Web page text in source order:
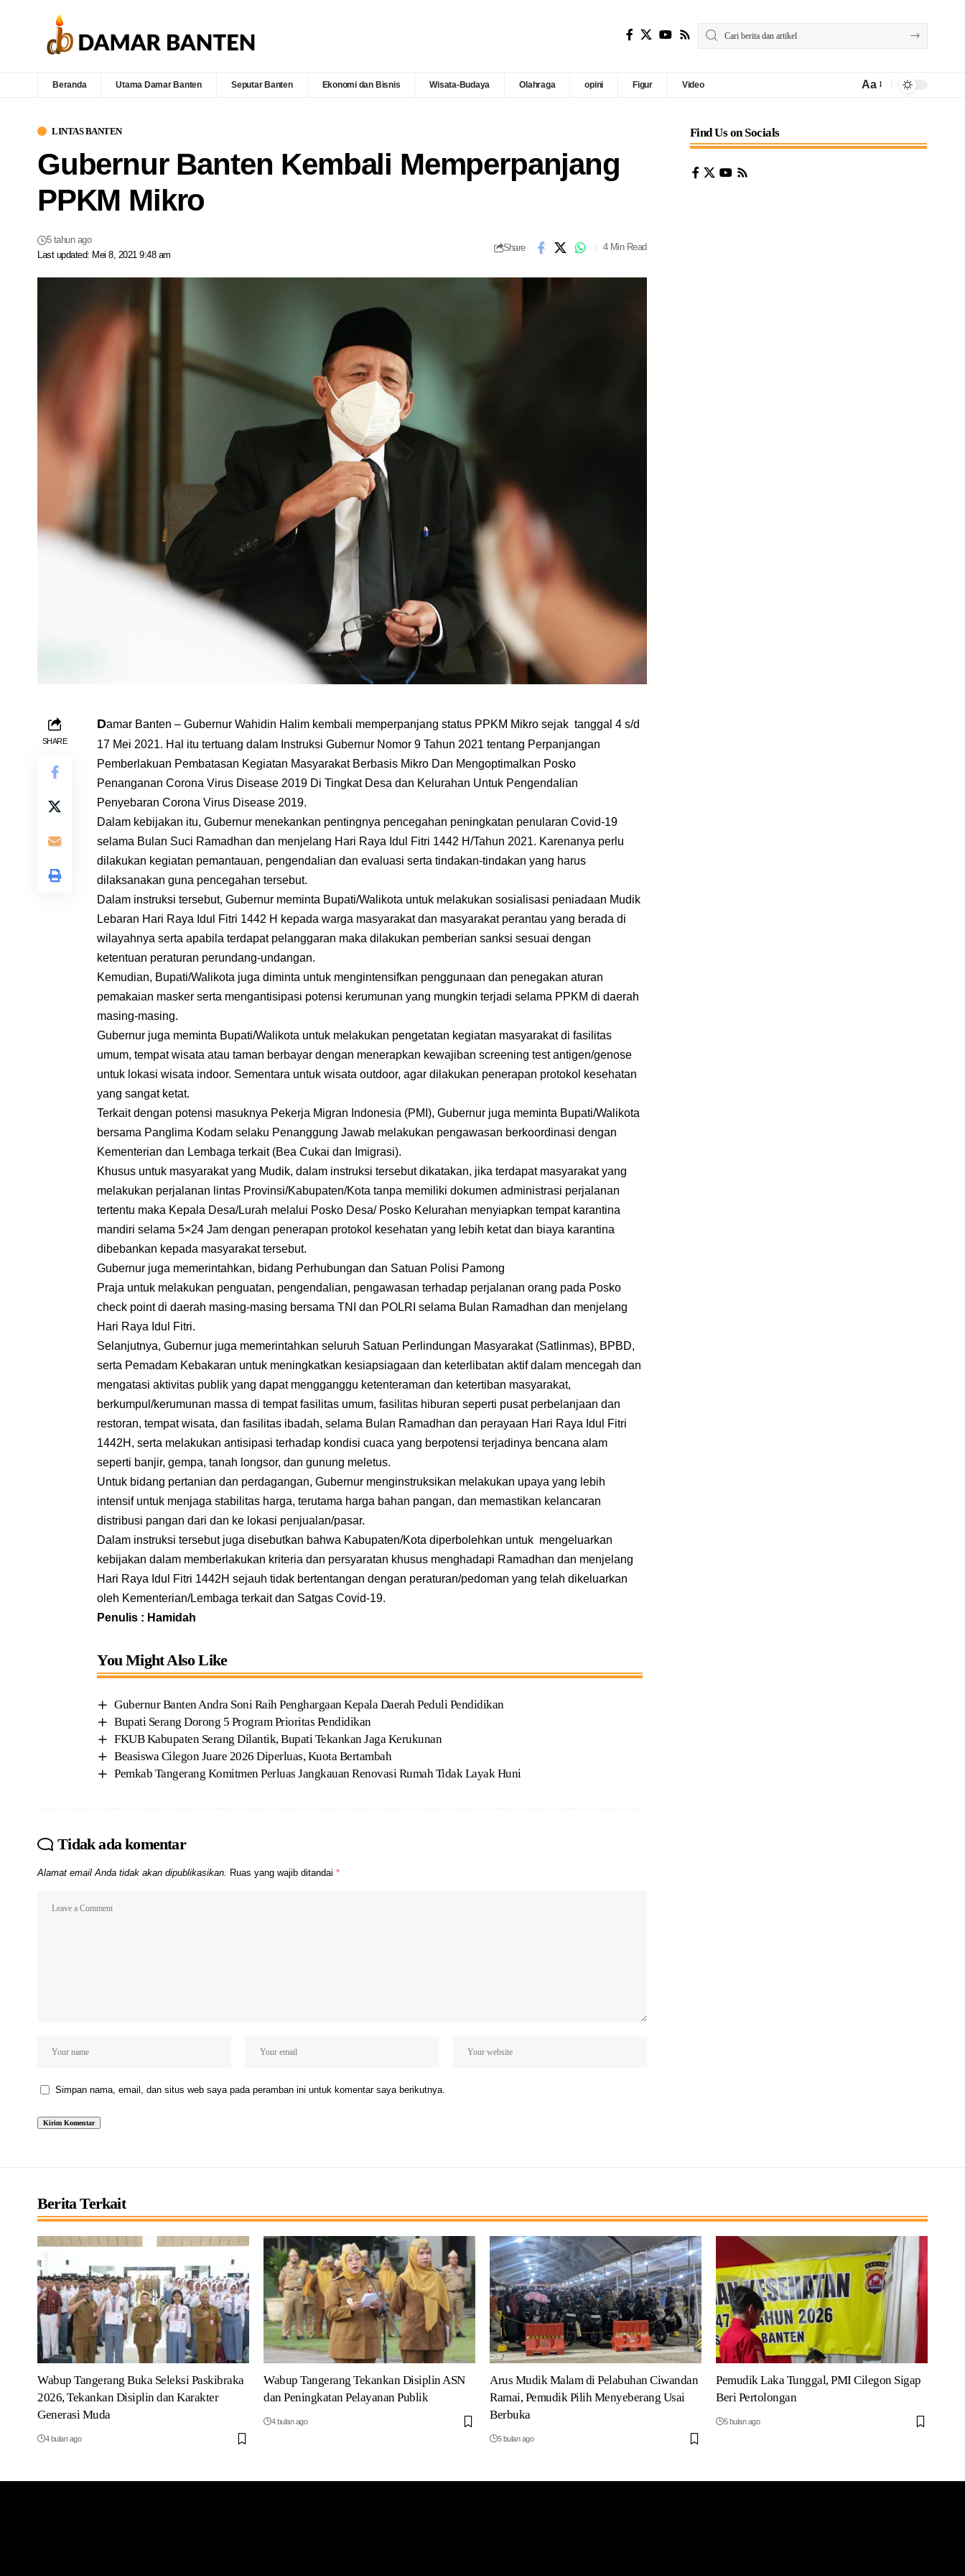
Beranda Utama Damar Banten Seputar Banten Ekonomi dan Bisnis Wisata-Budaya Olahraga opini Figur Video Aa
LINTAS BANTEN
Gubernur Banten Kembali Memperpanjang
PPKM Mikro
Last updated: Mei 8, 2021 9:48 am
5 tahun ago
Share 4 Min Read
SHARE
Damar Banten – Gubernur Wahidin Halim kembali memperpanjang status PPKM Mikro sejak tanggal 4 s/d
17 Mei 2021. Hal itu tertuang dalam Instruksi Gubernur Nomor 9 Tahun 2021 tentang Perpanjangan
Pemberlakuan Pembatasan Kegiatan Masyarakat Berbasis Mikro Dan Mengoptimalkan Posko
Penanganan Corona Virus Disease 2019 Di Tingkat Desa dan Kelurahan Untuk Pengendalian
Penyebaran Corona Virus Disease 2019.
Dalam kebijakan itu, Gubernur menekankan pentingnya pencegahan peningkatan penularan Covid-19
selama Bulan Suci Ramadhan dan menjelang Hari Raya Idul Fitri 1442 H/Tahun 2021. Karenanya perlu
dilakukan kegiatan pemantauan, pengendalian dan evaluasi serta tindakan-tindakan yang harus
dilaksanakan guna pencegahan tersebut.
Dalam instruksi tersebut, Gubernur meminta Bupati/Walikota untuk melakukan sosialisasi peniadaan Mudik
Lebaran Hari Raya Idul Fitri 1442 H kepada warga masyarakat dan masyarakat perantau yang berada di
wilayahnya serta apabila terdapat pelanggaran maka dilakukan pemberian sanksi sesuai dengan
ketentuan peraturan perundang-undangan.
Kemudian, Bupati/Walikota juga diminta untuk mengintensifkan penggunaan dan penegakan aturan
pemakaian masker serta mengantisipasi potensi kerumunan yang mungkin terjadi selama PPKM di daerah
masing-masing.
Gubernur juga meminta Bupati/Walikota untuk melakukan pengetatan kegiatan masyarakat di fasilitas
umum, tempat wisata atau taman berbayar dengan menerapkan kewajiban screening test antigen/genose
untuk lokasi wisata indoor. Sementara untuk wisata outdoor, agar dilakukan penerapan protokol kesehatan
yang sangat ketat.
Terkait dengan potensi masuknya Pekerja Migran Indonesia (PMI), Gubernur juga meminta Bupati/Walikota
bersama Panglima Kodam selaku Penanggung Jawab melakukan pengawasan berkoordinasi dengan
Kementerian dan Lembaga terkait (Bea Cukai dan Imigrasi).
Khusus untuk masyarakat yang Mudik, dalam instruksi tersebut dikatakan, jika terdapat masyarakat yang
melakukan perjalanan lintas Provinsi/Kabupaten/Kota tanpa memiliki dokumen administrasi perjalanan
tertentu maka Kepala Desa/Lurah melalui Posko Desa/ Posko Kelurahan menyiapkan tempat karantina
mandiri selama 5×24 Jam dengan penerapan protokol kesehatan yang lebih ketat dan biaya karantina
dibebankan kepada masyarakat tersebut.
Gubernur juga memerintahkan, bidang Perhubungan dan Satuan Polisi Pamong
Praja untuk melakukan penguatan, pengendalian, pengawasan terhadap perjalanan orang pada Posko
check point di daerah masing-masing bersama TNI dan POLRI selama Bulan Ramadhan dan menjelang
Hari Raya Idul Fitri.
Selanjutnya, Gubernur juga memerintahkan seluruh Satuan Perlindungan Masyarakat (Satlinmas), BPBD,
serta Pemadam Kebakaran untuk meningkatkan kesiapsiagaan dan keterlibatan aktif dalam mencegah dan
mengatasi aktivitas publik yang dapat mengganggu ketenteraman dan ketertiban masyarakat,
berkumpul/kerumunan massa di tempat fasilitas umum, fasilitas hiburan seperti pusat perbelanjaan dan
restoran, tempat wisata, dan fasilitas ibadah, selama Bulan Ramadhan dan perayaan Hari Raya Idul Fitri
1442H, serta melakukan antisipasi terhadap kondisi cuaca yang berpotensi terjadinya bencana alam
seperti banjir, gempa, tanah longsor, dan gunung meletus.
Untuk bidang pertanian dan perdagangan, Gubernur menginstruksikan melakukan upaya yang lebih
intensif untuk menjaga stabilitas harga, terutama harga bahan pangan, dan memastikan kelancaran
distribusi pangan dari dan ke lokasi penjualan/pasar.
Dalam instruksi tersebut juga disebutkan bahwa Kabupaten/Kota diperbolehkan untuk mengeluarkan
kebijakan dalam memberlakukan kriteria dan persyaratan khusus menghadapi Ramadhan dan menjelang
Hari Raya Idul Fitri 1442H sejauh tidak bertentangan dengan peraturan/pedoman yang telah dikeluarkan
oleh Kementerian/Lembaga terkait dan Satgas Covid-19.
Penulis : Hamidah
You Might Also Like
Gubernur Banten Andra Soni Raih Penghargaan Kepala Daerah Peduli Pendidikan
Bupati Serang Dorong 5 Program Prioritas Pendidikan
FKUB Kabupaten Serang Dilantik, Bupati Tekankan Jaga Kerukunan
Beasiswa Cilegon Juare 2026 Diperluas, Kuota Bertambah
Pemkab Tangerang Komitmen Perluas Jangkauan Renovasi Rumah Tidak Layak Huni
Tidak ada komentar
Alamat email Anda tidak akan dipublikasikan. Ruas yang wajib ditandai *
Simpan nama, email, dan situs web saya pada peramban ini untuk komentar saya berikutnya.
Find Us on Socials
Berita Terkait
Wabup Tangerang Buka Seleksi Paskibraka
2026, Tekankan Disiplin dan Karakter
Generasi Muda
4 bulan ago
Wabup Tangerang Tekankan Disiplin ASN
dan Peningkatan Pelayanan Publik
4 bulan ago
Arus Mudik Malam di Pelabuhan Ciwandan
Ramai, Pemudik Pilih Menyeberang Usai
Berbuka
5 bulan ago
Pemudik Laka Tunggal, PMI Cilegon Sigap
Beri Pertolongan
5 bulan ago